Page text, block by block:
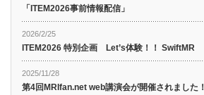
「ITEM2026事前情報配信」
2026/2/25
ITEM2026 特別企画 Let’s体験！！ SwiftMR
2025/11/28
第4回MRIfan.net web講演会が開催されました！